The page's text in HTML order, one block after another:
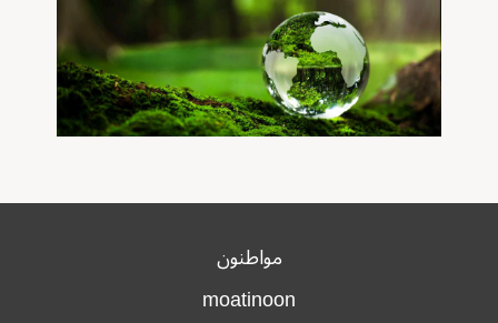
مواطنون
moatinoon